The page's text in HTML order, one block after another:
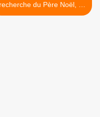
recherche du Père Noël, le
mercredi 19/12/18 à 21h